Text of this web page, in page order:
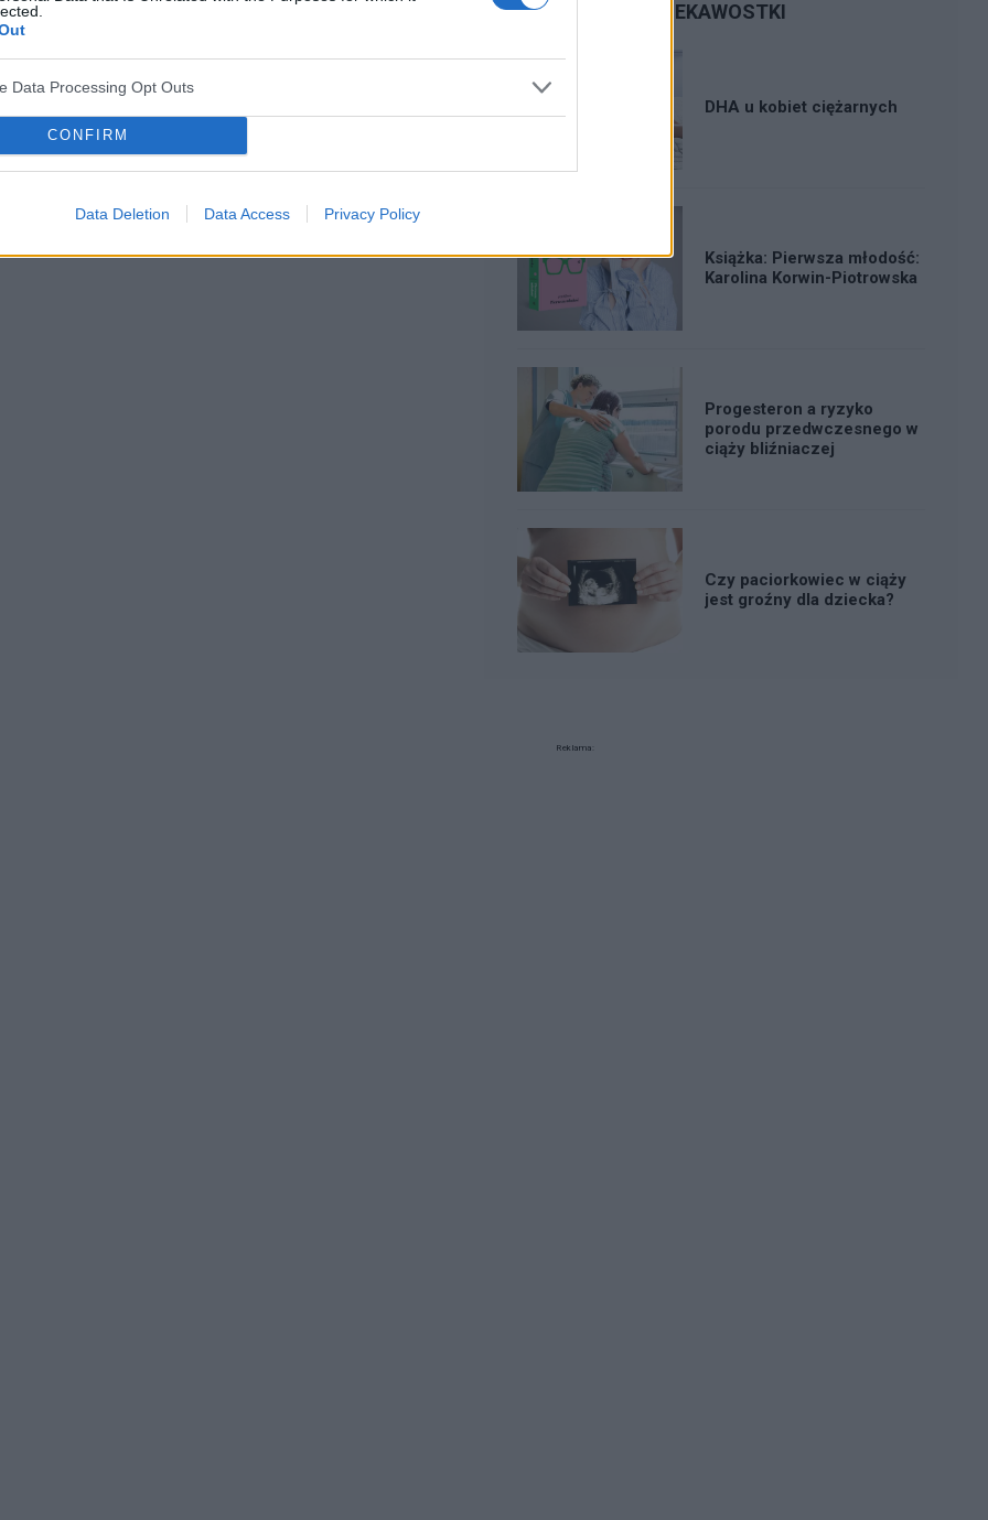
Data Processing Opt Outs
CONFIRM
Data Deletion Data Access Privacy Policy
CIEKAWOSTKI
DHA u kobiet ciężarnych
Książka: Pierwsza młodość:
Karolina Korwin-Piotrowska
Progesteron a ryzyko
porodu przedwczesnego w
ciąży bliźniaczej
Czy paciorkowiec w ciąży
jest groźny dla dziecka?
Reklama: